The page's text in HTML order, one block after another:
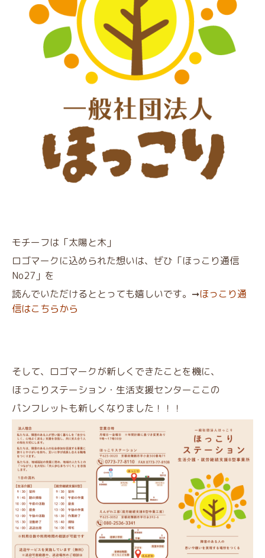
モチーフは「太陽と木」
ロゴマークに込められた想いは、ぜひ「ほっこり通信
No27」を
読んでいただけるととっても嬉しいです。➞ほっこり通
信はこちらから
そして、ロゴマークが新しくできたことを機に、
ほっこりステーション・生活支援センターここの
パンフレットも新しくなりました！！！